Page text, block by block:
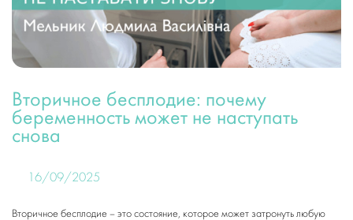
Вторичное бесплодие: почему
беременность может не наступать
снова
16/09/2025
Вторичное бесплодие – это состояние, которое может затронуть любую